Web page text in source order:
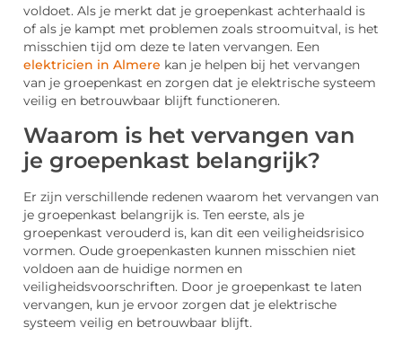
voldoet. Als je merkt dat je groepenkast achterhaald is
of als je kampt met problemen zoals stroomuitval, is het
misschien tijd om deze te laten vervangen. Een
elektricien in Almere kan je helpen bij het vervangen
van je groepenkast en zorgen dat je elektrische systeem
veilig en betrouwbaar blijft functioneren.
Waarom is het vervangen van
je groepenkast belangrijk?
Er zijn verschillende redenen waarom het vervangen van
je groepenkast belangrijk is. Ten eerste, als je
groepenkast verouderd is, kan dit een veiligheidsrisico
vormen. Oude groepenkasten kunnen misschien niet
voldoen aan de huidige normen en
veiligheidsvoorschriften. Door je groepenkast te laten
vervangen, kun je ervoor zorgen dat je elektrische
systeem veilig en betrouwbaar blijft.